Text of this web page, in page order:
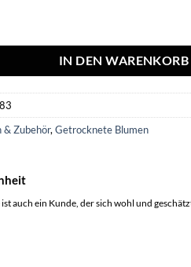
IN DEN WARENKORB
& Zubehör,Getrocknete Blumen
auch ein Kunde, der sich wohl und